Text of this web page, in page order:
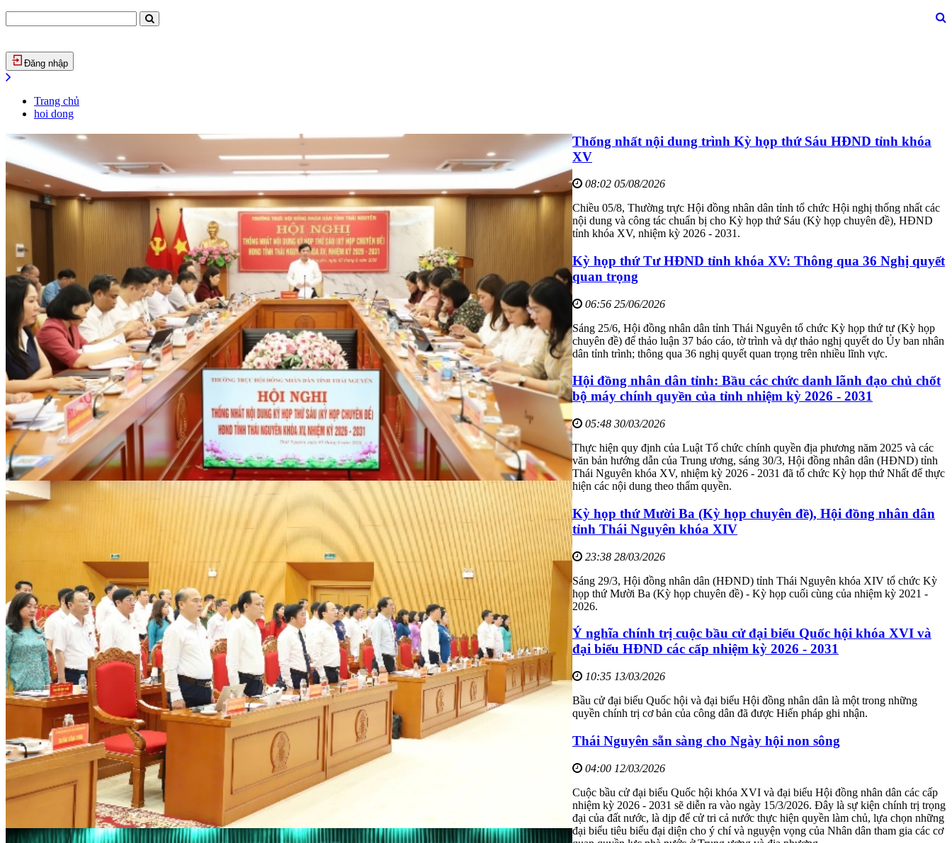
Đăng nhập
Trang chủ
hoi dong
Thống nhất nội dung trình Kỳ họp thứ Sáu HĐND tỉnh khóa
XV
08:02 05/08/2026
Chiều 05/8, Thường trực Hội đồng nhân dân tỉnh tổ chức Hội nghị thống nhất các
nội dung và công tác chuẩn bị cho Kỳ họp thứ Sáu (Kỳ họp chuyên đề), HĐND
tỉnh khóa XV, nhiệm kỳ 2026 - 2031.
Kỳ họp thứ Tư HĐND tỉnh khóa XV: Thông qua 36 Nghị quyết
quan trọng
06:56 25/06/2026
Sáng 25/6, Hội đồng nhân dân tỉnh Thái Nguyên tổ chức Kỳ họp thứ tư (Kỳ họp
chuyên đề) để thảo luận 37 báo cáo, tờ trình và dự thảo nghị quyết do Ủy ban nhân
dân tỉnh trình; thông qua 36 nghị quyết quan trọng trên nhiều lĩnh vực.
Hội đồng nhân dân tỉnh: Bầu các chức danh lãnh đạo chủ chốt
bộ máy chính quyền của tỉnh nhiệm kỳ 2026 - 2031
05:48 30/03/2026
Thực hiện quy định của Luật Tổ chức chính quyền địa phương năm 2025 và các
văn bản hướng dẫn của Trung ương, sáng 30/3, Hội đồng nhân dân (HĐND) tỉnh
Thái Nguyên khóa XV, nhiệm kỳ 2026 - 2031 đã tổ chức Kỳ họp thứ Nhất để thực
hiện các nội dung theo thẩm quyền.
Kỳ họp thứ Mười Ba (Kỳ họp chuyên đề), Hội đồng nhân dân
tỉnh Thái Nguyên khóa XIV
23:38 28/03/2026
Sáng 29/3, Hội đồng nhân dân (HĐND) tỉnh Thái Nguyên khóa XIV tổ chức Kỳ
họp thứ Mười Ba (Kỳ họp chuyên đề) - Kỳ họp cuối cùng của nhiệm kỳ 2021 -
2026.
Ý nghĩa chính trị cuộc bầu cử đại biểu Quốc hội khóa XVI và
đại biểu HĐND các cấp nhiệm kỳ 2026 - 2031
10:35 13/03/2026
Bầu cử đại biểu Quốc hội và đại biểu Hội đồng nhân dân là một trong những
quyền chính trị cơ bản của công dân đã được Hiến pháp ghi nhận.
Thái Nguyên sẵn sàng cho Ngày hội non sông
04:00 12/03/2026
Cuộc bầu cử đại biểu Quốc hội khóa XVI và đại biểu Hội đồng nhân dân các cấp
nhiệm kỳ 2026 - 2031 sẽ diễn ra vào ngày 15/3/2026. Đây là sự kiện chính trị trọng
đại của đất nước, là dịp để cử tri cả nước thực hiện quyền làm chủ, lựa chọn những
đại biểu tiêu biểu đại diện cho ý chí và nguyện vọng của Nhân dân tham gia các cơ